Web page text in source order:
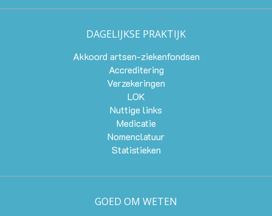
DAGELIJKSE PRAKTIJK
Akkoord artsen-ziekenfondsen
Accreditering
Verzekeringen
LOK
Nuttige links
Medicatie
Nomenclatuur
Statistieken
GOED OM WETEN